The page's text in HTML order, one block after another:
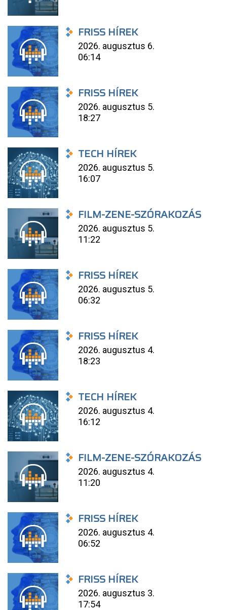
FRISS HÍREK
2026. augusztus 6.
06:14
FRISS HÍREK
2026. augusztus 5.
18:27
TECH HÍREK
2026. augusztus 5.
16:07
FILM-ZENE-SZÓRAKOZÁS
2026. augusztus 5.
11:22
FRISS HÍREK
2026. augusztus 5.
06:32
FRISS HÍREK
2026. augusztus 4.
18:23
TECH HÍREK
2026. augusztus 4.
16:12
FILM-ZENE-SZÓRAKOZÁS
2026. augusztus 4.
11:20
FRISS HÍREK
2026. augusztus 4.
06:52
FRISS HÍREK
2026. augusztus 3.
17:54